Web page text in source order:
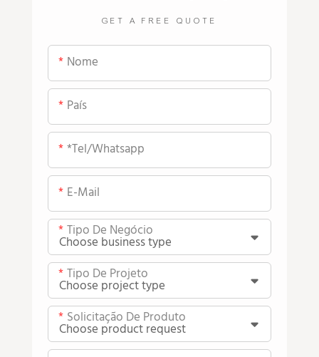
GET A FREE QUOTE
Nome
País
*tel/whatsapp
E-Mail
Tipo De Negócio
Tipo De Projeto
Solicitação De Produto